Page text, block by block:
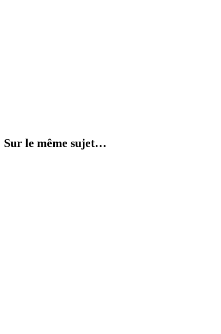
Sur le même sujet…